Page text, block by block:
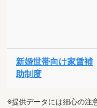
新婚世帯向け家賃補
助制度
※提供データには細心の注